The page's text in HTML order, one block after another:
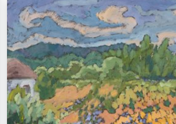
Recherchez par artiste, titre ou style –
ex. Monet, Nuit étoilée,
impressionnisme, vague de Hokusai,
nu.
Décrivez la
abstrait
tableau